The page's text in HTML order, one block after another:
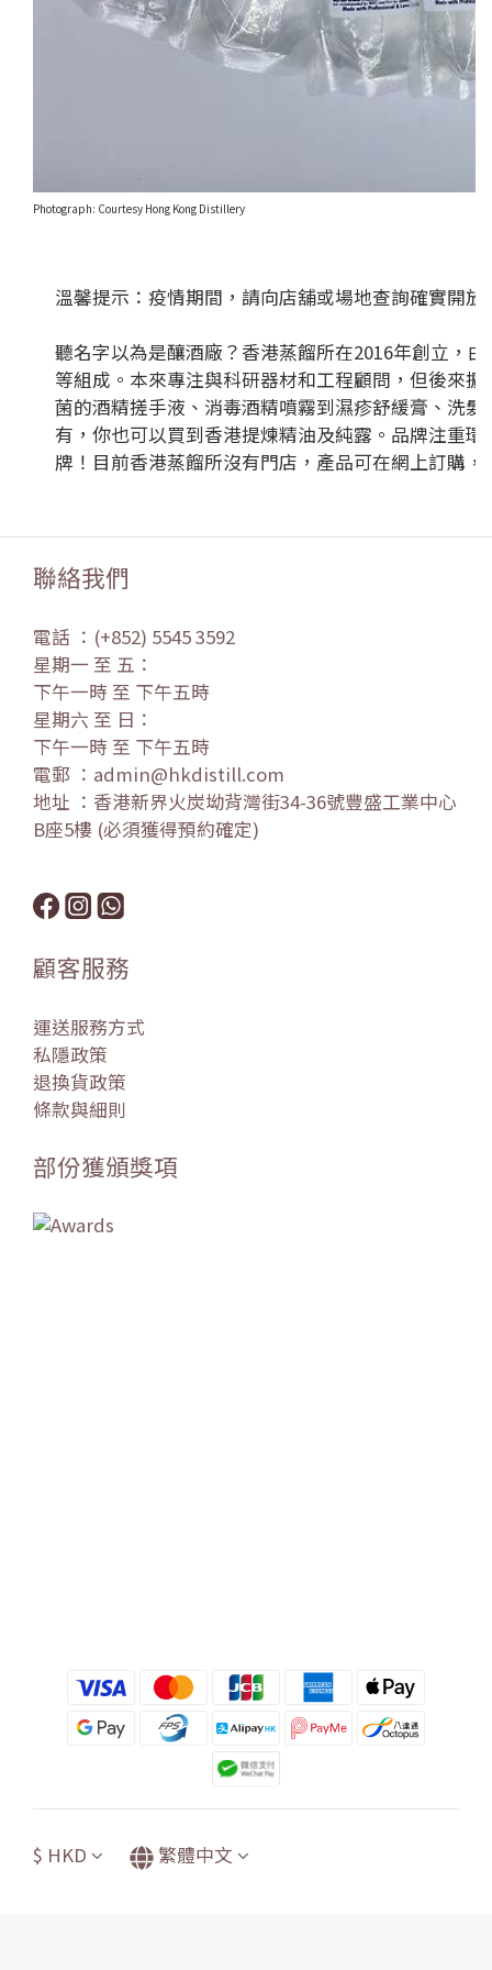
Photograph: Courtesy Hong Kong Distillery
溫馨提示：疫情期間，請向店舖或場地查詢確實開放
聽名字以為是釀酒廠？香港蒸餾所在2016年創立，
等組成。本來專注與科研器材和工程顧問，但後來
菌的酒精搓手液、消毒酒精噴霧到濕疹舒緩膏、洗
有，你也可以買到香港提煉精油及純露。品牌注重
牌！目前香港蒸餾所沒有門店，產品可在網上訂購
聯絡我們
電話 ：(+852) 5545 3592
星期一 至 五：
下午一時 至 下午五時
星期六 至 日：
下午一時 至 下午五時
電郵 ：admin@hkdistill.com
地址 ：香港新界火炭坳背灣街34-36號豐盛工業中心
B座5樓 (必須獲得預約確定)
顧客服務
運送服務方式
私隱政策
退換貨政策
條款與細則
部份獲頒獎項
$ HKD 繁體中文